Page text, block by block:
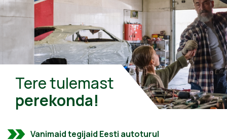
Tere tulemast
perekonda!
Vanimaid tegijaid Eesti autoturul